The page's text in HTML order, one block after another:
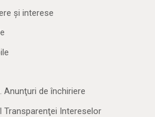
și interese
Anunţuri de închiriere
Transparenţei Intereselor